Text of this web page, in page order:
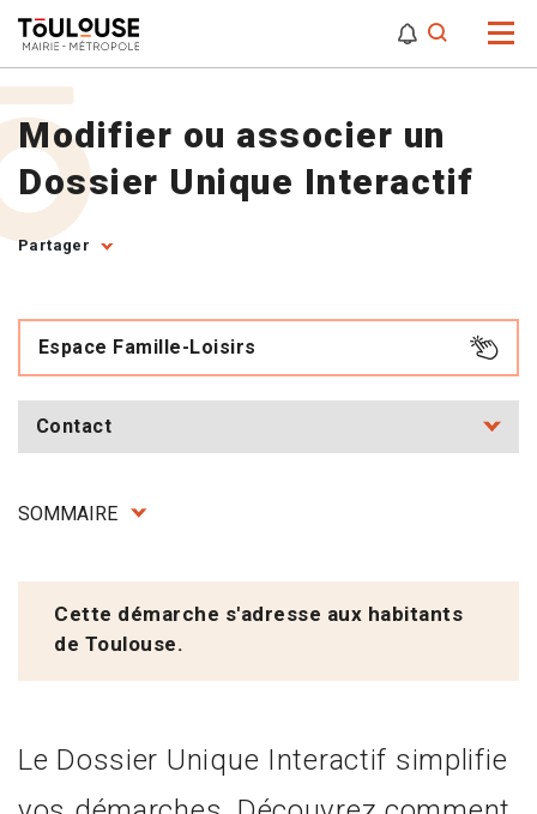
Modifier ou associer un
Dossier Unique Interactif
Partager
Espace Famille-Loisirs
Contact
SOMMAIRE
Cette démarche s'adresse aux habitants
de Toulouse.
Le Dossier Unique Interactif simplifie